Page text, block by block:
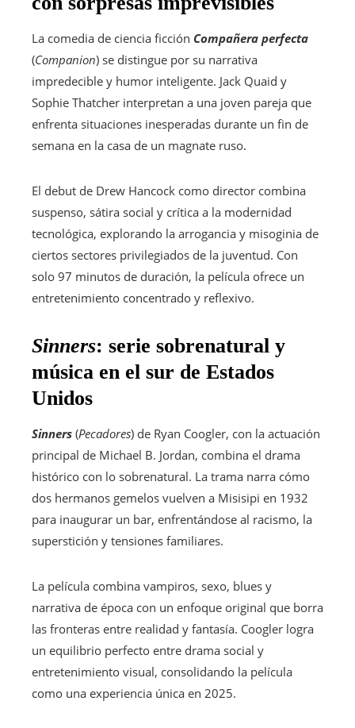
La comedia de ciencia ficción Compañera perfecta
(Companion) se distingue por su narrativa
impredecible y humor inteligente. Jack Quaid y
Sophie Thatcher interpretan a una joven pareja que
enfrenta situaciones inesperadas durante un fin de
semana en la casa de un magnate ruso.
El debut de Drew Hancock como director combina
suspenso, sátira social y crítica a la modernidad
tecnológica, explorando la arrogancia y misoginia de
ciertos sectores privilegiados de la juventud. Con
solo 97 minutos de duración, la película ofrece un
entretenimiento concentrado y reflexivo.
Sinners: serie sobrenatural y
música en el sur de Estados
Unidos
Sinners (Pecadores) de Ryan Coogler, con la actuación
principal de Michael B. Jordan, combina el drama
histórico con lo sobrenatural. La trama narra cómo
dos hermanos gemelos vuelven a Misisipi en 1932
para inaugurar un bar, enfrentándose al racismo, la
superstición y tensiones familiares.
La película combina vampiros, sexo, blues y
narrativa de época con un enfoque original que borra
las fronteras entre realidad y fantasía. Coogler logra
un equilibrio perfecto entre drama social y
entretenimiento visual, consolidando la película
como una experiencia única en 2025.